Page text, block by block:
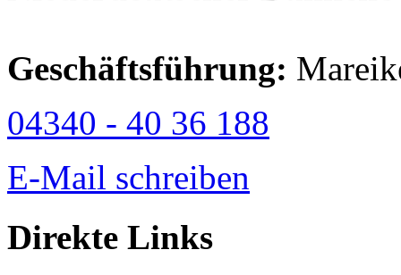
Geschäftsführung:
04340 - 40 36 188
E-Mail schreiben
Direkte Links